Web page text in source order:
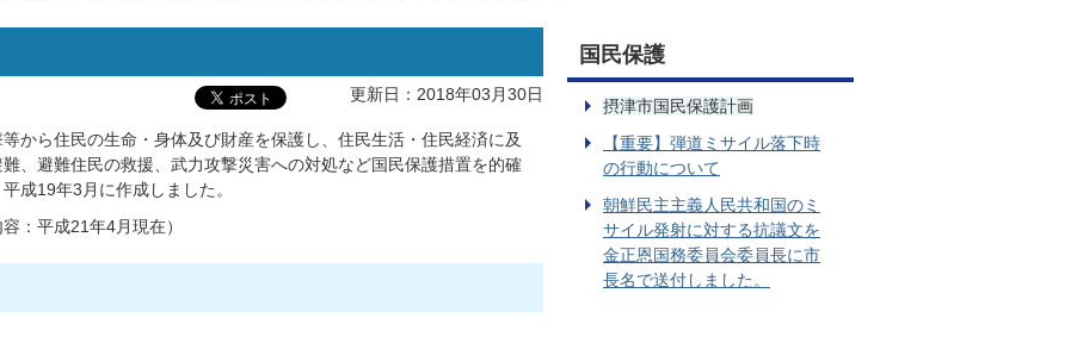
更新日：2018年03月30日
から住民の生命・身体及び財産を保護し、住民生活・住民経済に及
、避難住民の救援、武力攻撃災害への対処など国民保護措置を的確
成19年3月に作成しました。
容：平成21年4月現在）
国民保護
摂津市国民保護計画
【重要】弾道ミサイル落下時
の行動について
朝鮮民主主義人民共和国のミ
サイル発射に対する抗議文を
金正恩国務委員会委員長に市
長名で送付しました。